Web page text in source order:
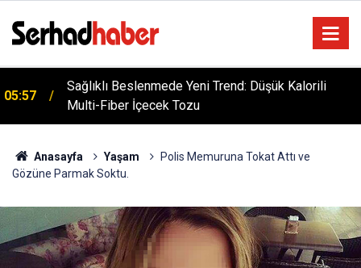
05:57
Sağlıklı Beslenmede Yeni Trend: Düşük Kalorili
Multi-Fiber İçecek Tozu
Anasayfa Yaşam
Polis Memuruna Tokat Attı ve
Gözüne Parmak Soktu.